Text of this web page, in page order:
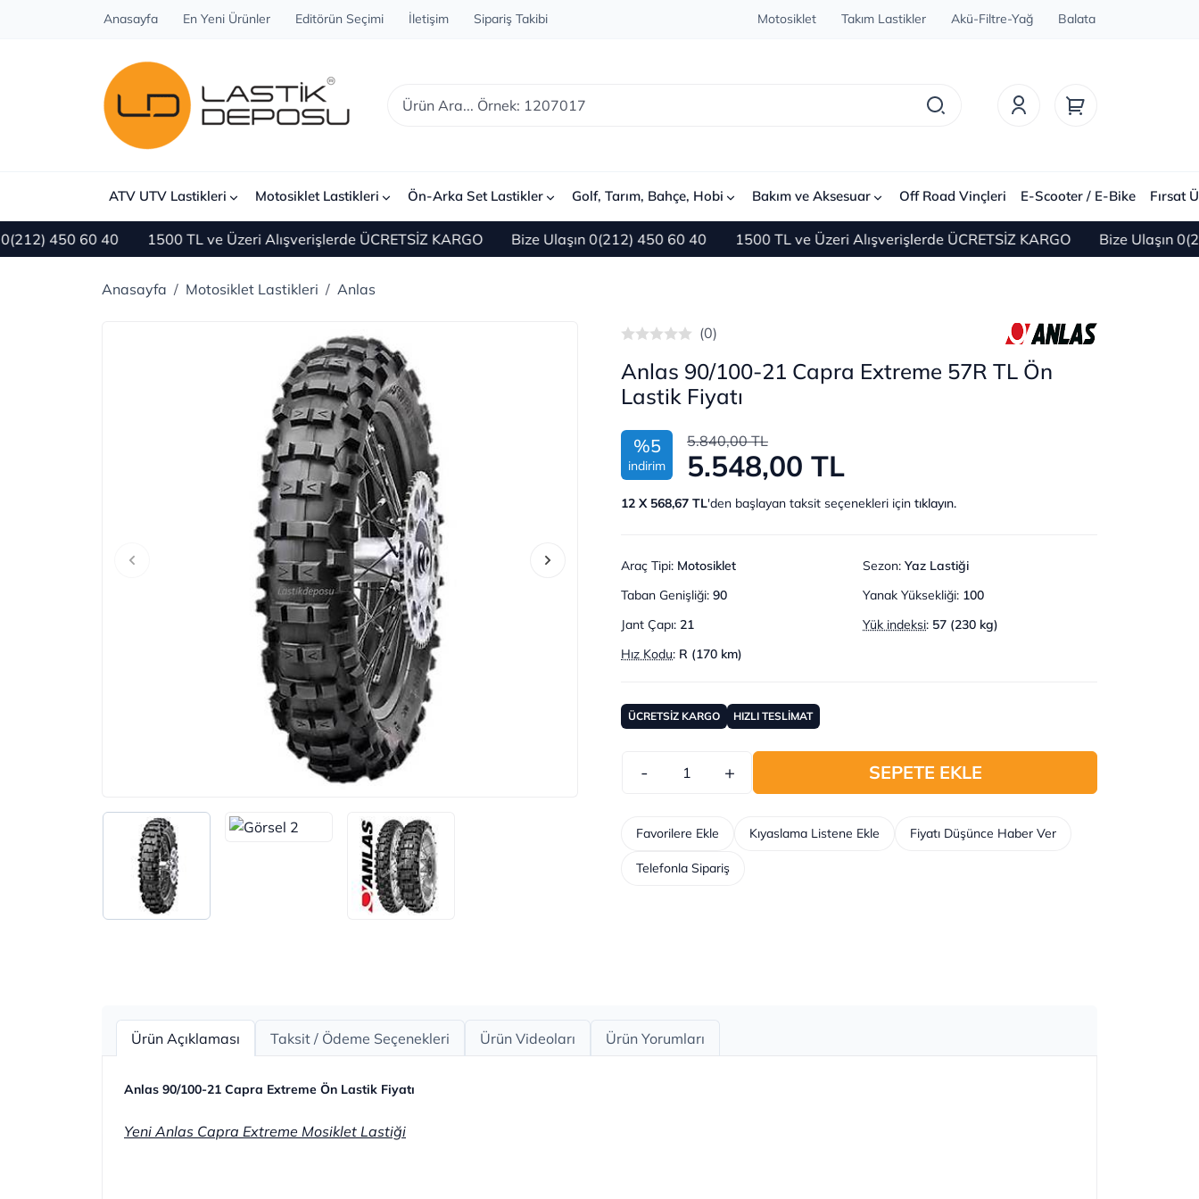
Anasayfa En Yeni Ürünler Editörün Seçimi İletişim Sipariş Takibi Motosiklet Takım Lastikler Akü-Filtre-Yağ Balata
ATV UTV Lastikleri Motosiklet Lastikleri Ön-Arka Set Lastikler Golf, Tarım, Bahçe, Hobi Bakım ve Aksesuar Off Road Vinçleri E-Scooter / E-Bike Fırsat
450 60 40 1500 TL ve Üzeri Alışverişlerde ÜCRETSİZ KARGO Bize Ulaşın 0(212) 450 60 40 1500 TL ve Üzeri Alışverişlerde ÜCRETSİZ KARGO Bize Ulaşın 0(212)
Anasayfa Motosiklet Lastikleri Anlas
(0)
Anlas 90/100-21 Capra Extreme 57R TL Ön
Lastik Fiyatı
%5
indirim
5.840,00 TL
5.548,00 TL
12 X 568,67 TL'den başlayan taksit seçenekleri için tıklayın.
Araç Tipi: Motosiklet Sezon: Yaz Lastiği
Taban Genişliği: 90 Yanak Yüksekliği: 100
Jant Çapı: 21 Yük indeksi: 57 (230 kg)
Hız Kodu: R (170 km)
ÜCRETSİZ KARGO HIZLI TESLİMAT
- + SEPETE EKLE
Telefonla Sipariş
Kıyaslama Listene Ekle
Favorilere Ekle Fiyatı Düşünce Haber Ver
Ürün Açıklaması Taksit / Ödeme Seçenekleri Ürün Videoları Ürün Yorumları
Anlas 90/100-21 Capra Extreme Ön Lastik Fiyatı
Yeni Anlas Capra Extreme Mosiklet Lastiği